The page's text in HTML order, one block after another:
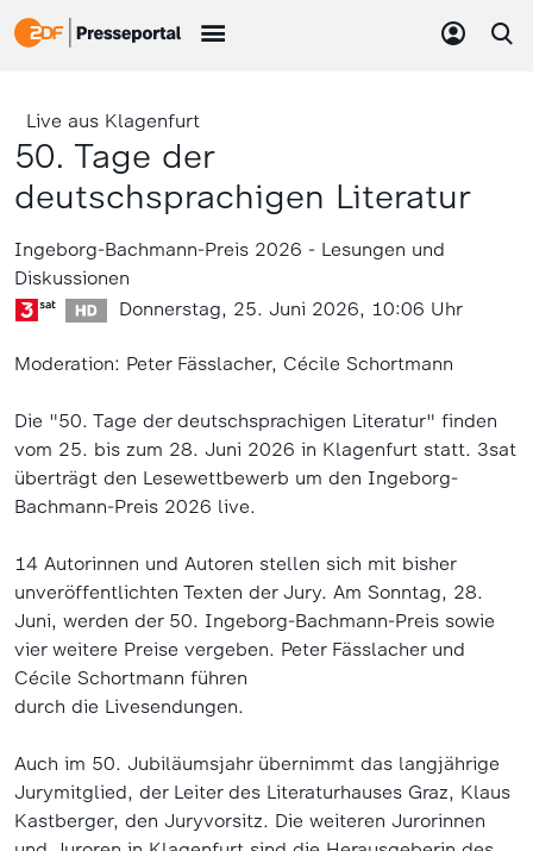
Live aus Klagenfurt
50. Tage der
deutschsprachigen Literatur
Ingeborg-Bachmann-Preis 2026 - Lesungen und
Diskussionen
Donnerstag, 25. Juni 2026, 10:06 Uhr
Moderation: Peter Fässlacher, Cécile Schortmann
Die "50. Tage der deutschsprachigen Literatur" finden
vom 25. bis zum 28. Juni 2026 in Klagenfurt statt. 3sat
überträgt den Lesewettbewerb um den Ingeborg-
Bachmann-Preis 2026 live.
14 Autorinnen und Autoren stellen sich mit bisher
unveröffentlichten Texten der Jury. Am Sonntag, 28.
Juni, werden der 50. Ingeborg-Bachmann-Preis sowie
vier weitere Preise vergeben. Peter Fässlacher und
Cécile Schortmann führen
durch die Livesendungen.
Auch im 50. Jubiläumsjahr übernimmt das langjährige
Jurymitglied, der Leiter des Literaturhauses Graz, Klaus
Kastberger, den Juryvorsitz. Die weiteren Jurorinnen